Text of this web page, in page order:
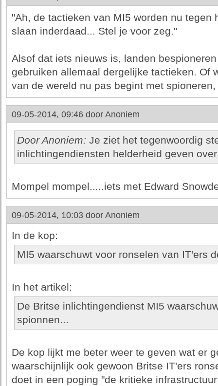
"Ah, de tactieken van MI5 worden nu tegen
slaan inderdaad... Stel je voor zeg."
Alsof dat iets nieuws is, landen
gebruiken allemaal dergelijke tactieken. Of
van de wereld nu pas begint met
09-05-2014, 09:46 door Anoniem
Door Anoniem: Je ziet het tegenwoordig
inlichtingendiensten helderheid geven
Mompel mompel.....iets met Edward
09-05-2014, 10:03 door Anoniem
In de kop:
MI5 waarschuwt voor ronselen van IT'ers
In het artikel:
De Britse inlichtingendienst MI5
spionnen...
De kop lijkt me beter weer te geven wat er
waarschijnlijk ook gewoon Britse IT'ers
doet in een poging "de kritieke